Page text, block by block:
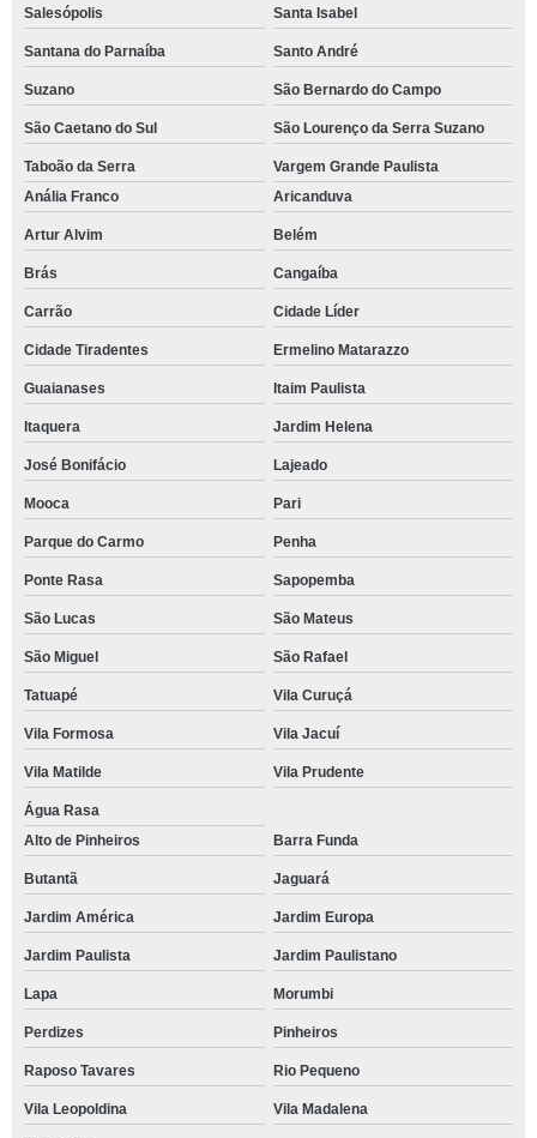
Salesópolis Santa Isabel
Santana do Parnaíba Santo André
Suzano São Bernardo do Campo
São Caetano do Sul São Lourenço da Serra Suzano
Taboão da Serra
Vargem Grande Paulista
Anália Franco
Aricanduva
Artur Alvim Belém
Brás Cangaíba
Carrão Cidade Líder
Cidade Tiradentes Ermelino Matarazzo
Guaianases Itaim Paulista
Itaquera Jardim Helena
José Bonifácio Lajeado
Mooca Pari
Parque do Carmo Penha
Ponte Rasa Sapopemba
São Lucas São Mateus
São Miguel São Rafael
Tatuapé Vila Curuçá
Vila Formosa Vila Jacuí
Vila Matilde Vila Prudente
Água Rasa
Alto de Pinheiros
Barra Funda
Butantã Jaguará
Jardim América Jardim Europa
Jardim Paulista Jardim Paulistano
Lapa Morumbi
Perdizes Pinheiros
Raposo Tavares Rio Pequeno
Vila Leopoldina Vila Madalena